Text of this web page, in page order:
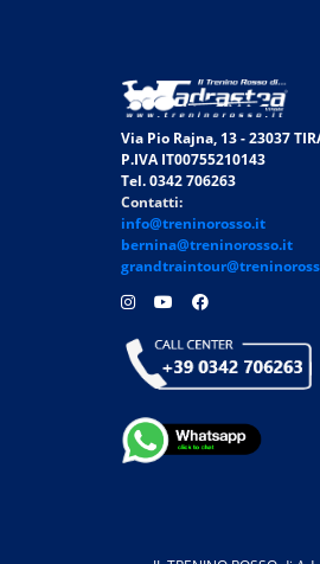
Via Pio Rajna, 13 - 23037
P.IVA IT00755210143
Tel. 0342 706263
Contatti:
info@treninorosso.it
bernina@treninorosso.it